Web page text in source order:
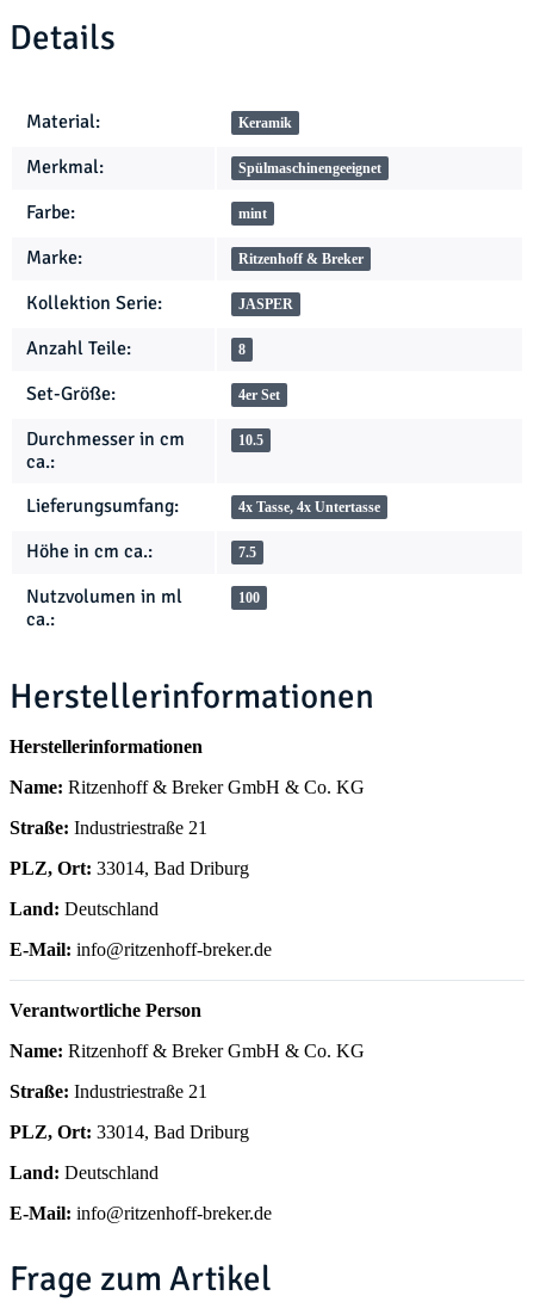
Details
Produkteigenschaft
Wert
Material: Keramik
Merkmal: Spülmaschinengeeignet
Farbe: mint
Marke: Ritzenhoff & Breker
Kollektion Serie: JASPER
Anzahl Teile: 8
Set-Größe: 4er Set
Durchmesser in cm
ca.:
10.5
Lieferungsumfang: 4x Tasse, 4x Untertasse
Höhe in cm ca.: 7.5
Nutzvolumen in ml
ca.:
100
Herstellerinformationen
Herstellerinformationen
Name: Ritzenhoff & Breker GmbH & Co. KG
Straße: Industriestraße 21
PLZ, Ort: 33014, Bad Driburg
Land: Deutschland
E-Mail: info@ritzenhoff-breker.de
Verantwortliche Person
Name: Ritzenhoff & Breker GmbH & Co. KG
Straße: Industriestraße 21
PLZ, Ort: 33014, Bad Driburg
Land: Deutschland
E-Mail: info@ritzenhoff-breker.de
Frage zum Artikel